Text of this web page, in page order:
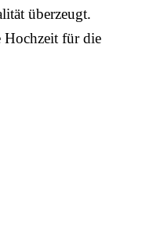
überzeugt.
Hochzeit für die